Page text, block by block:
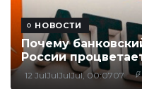
НОВОСТИ
Почему
России
12 JulJulJulJul, 00:0707